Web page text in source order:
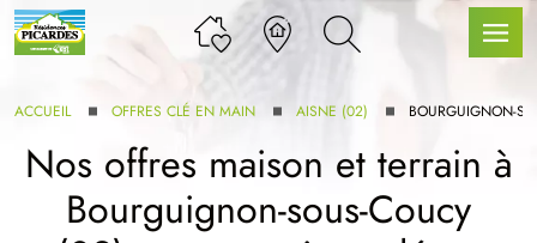
GAMME
ACCUEIL OFFRES CLÉ EN MAIN AISNE (02) BOURGUIGNON-
Nos offres maison et terrain à
Bourguignon-sous-Coucy